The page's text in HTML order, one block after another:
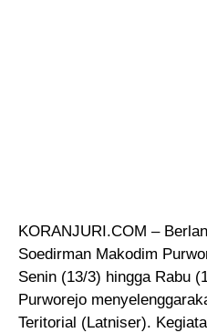
KORANJURI.COM –
Soedirman Makodim
Senin (13/3) hingga Rabu
Purworejo
Teritorial (Latniser).